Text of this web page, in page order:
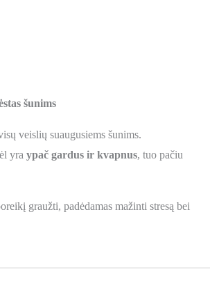
šunims
veislių suaugusiems šunims.
yra ypač gardus ir kvapnus, tuo pačiu
graužti, padėdamas mažinti stresą bei